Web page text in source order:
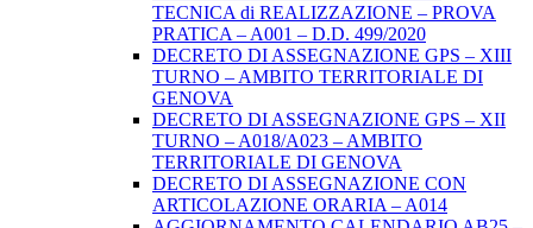
TECNICA di REALIZZAZIONE – PROVA
PRATICA – A001 – D.D. 499/2020
DECRETO DI ASSEGNAZIONE GPS – XIII
TURNO – AMBITO TERRITORIALE DI
GENOVA
DECRETO DI ASSEGNAZIONE GPS – XII
TURNO – A018/A023 – AMBITO
TERRITORIALE DI GENOVA
DECRETO DI ASSEGNAZIONE CON
ARTICOLAZIONE ORARIA – A014